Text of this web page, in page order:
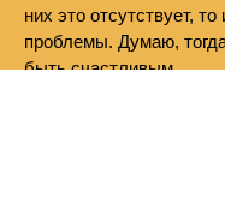
них это отсутствует,
проблемы. Думаю,
быть счастливым.